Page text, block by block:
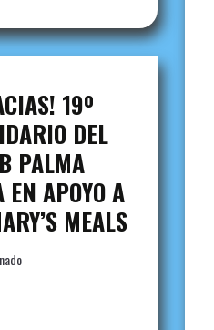
19º
DEL
PALMA
APOYO A
MEALS